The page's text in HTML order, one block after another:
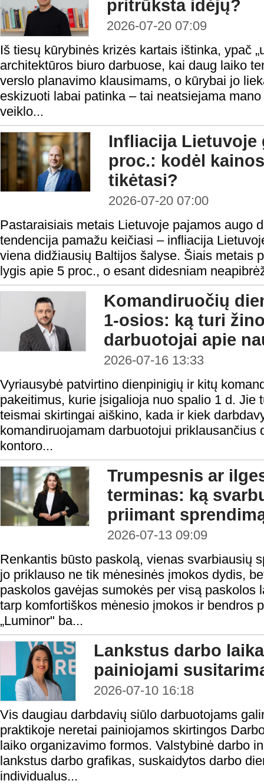
pritrūksta idėjų?
2026-07-20 07:09
Iš tiesų kūrybinės krizės kartais ištinka, ypač
architektūros biuro darbuose, kai daug laiko
verslo planavimo klausimams, o kūrybai jo
eskizuoti labai patinka – tai neatsiejama
veiklo...
Infliacija Lietuvoje
proc.: kodėl
tikėtasi?
2026-07-20 07:00
Pastaraisiais metais Lietuvoje pajamos augo
tendencija pamažu keičiasi – infliacija
viena didžiausių Baltijos šalyse. Šiais metais
lygis apie 5 proc., o esant didesniam
Komandiruočių
1-osios: ką turi
darbuotojai apie
2026-07-16 13:33
Vyriausybė patvirtino dienpinigių ir kitų
pakeitimus, kurie įsigalioja nuo spalio 1 d. Jie
teismai skirtingai aiškino, kada ir kiek
komandiruojamam darbuotojui priklausančius
kontoro...
Trumpesnis ar
terminas: ką
priimant
2026-07-13 09:09
Renkantis būsto paskolą, vienas svarbiausių
jo priklauso ne tik mėnesinės įmokos dydis,
paskolos gavėjas sumokės per visą paskolos
tarp komfortiškos mėnesio įmokos ir bendros
„Luminor" ba...
Lankstus darbo
painiojami
2026-07-10 16:18
Vis daugiau darbdavių siūlo darbuotojams
praktikoje neretai painiojamos skirtingos
laiko organizavimo formos. Valstybinė darbo
lankstus darbo grafikas, suskaidytos darbo
individualus...